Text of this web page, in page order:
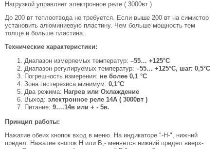
Нагрузкой управляет электронное реле ( 3000вт )
До 200 вт теплоотвода не требуется. Если выше 200 вт на симистор
установить алюминиевую пластину. Чем больше мощность тем
толще и больше пластина.
Технические характеристики:
Диапазон измеряемых температур: –55… +125°C
Диапазон регулируемых температур: –55… +125°C, шаг: 0,5°C
Погрешность измерения: не более 0,1 °C
Зона гистерезиса минимум: 0,1°C
Два режима: Нагрев или Охлаждение
Выход: электронное реле 14А ( 3000вт )
Питание: 9….14в или + - 5в.
Принцип работы:
Нажатие обеих кнопок вход в меню. На индикаторе "-Н-", нижний
предел. Нажатие кнопок Н или В,- меняется нижний предел вверх-